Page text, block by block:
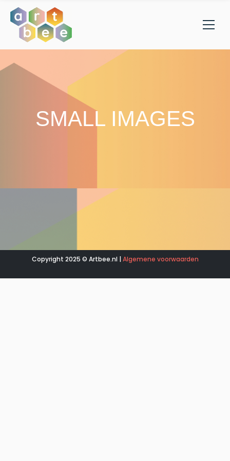
SMALL IMAGES
Copyright 2025 © Artbee.nl |Algemene voorwaarden